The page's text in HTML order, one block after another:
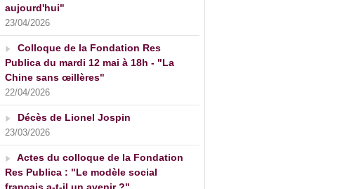
aujourd'hui"
23/04/2026
Colloque de la Fondation Res
Publica du mardi 12 mai à 18h - "La
Chine sans œillères"
22/04/2026
Décès de Lionel Jospin
23/03/2026
Actes du colloque de la Fondation
Res Publica : "Le modèle social